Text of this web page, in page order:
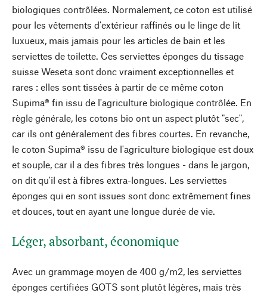
biologiques contrôlées. Normalement, ce coton est utilisé
pour les vêtements d'extérieur raffinés ou le linge de lit
luxueux, mais jamais pour les articles de bain et les
serviettes de toilette. Ces serviettes éponges du tissage
suisse Weseta sont donc vraiment exceptionnelles et
rares : elles sont tissées à partir de ce même coton
Supima® fin issu de l'agriculture biologique contrôlée. En
règle générale, les cotons bio ont un aspect plutôt "sec",
car ils ont généralement des fibres courtes. En revanche,
le coton Supima® issu de l'agriculture biologique est doux
et souple, car il a des fibres très longues - dans le jargon,
on dit qu'il est à fibres extra-longues. Les serviettes
éponges qui en sont issues sont donc extrêmement fines
et douces, tout en ayant une longue durée de vie.
Léger, absorbant, économique
Avec un grammage moyen de 400 g/m2, les serviettes
éponges certifiées GOTS sont plutôt légères, mais très